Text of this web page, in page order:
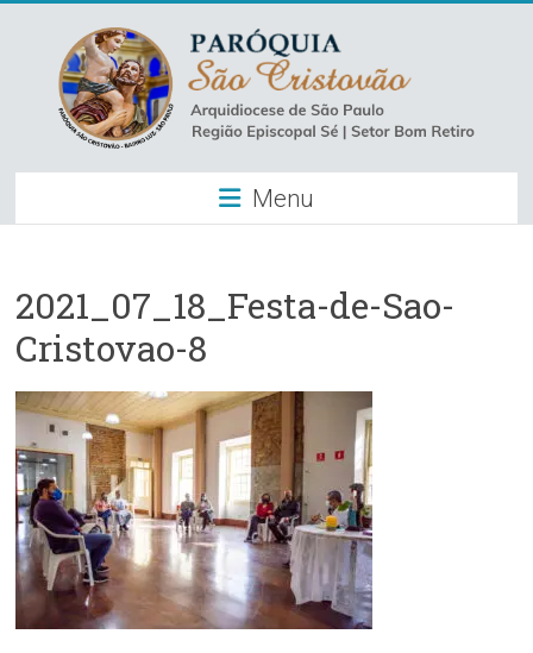
content
Paróquia
São
–
Luz
Arquidiocese
São
Paulo
–
Região
Episcopal
Sé
–
Menu
2021_07_18_Festa-de-Sao-
Cristovao-8